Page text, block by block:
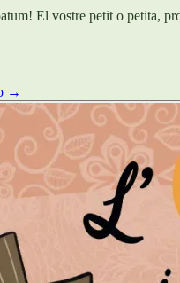
El vostre petit o petita,
→